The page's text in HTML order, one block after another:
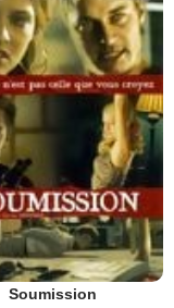
Soumission